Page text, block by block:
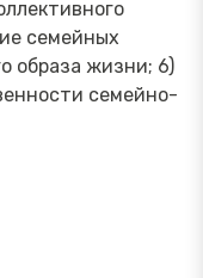
семейных
образа жизни; 6)
семейно-